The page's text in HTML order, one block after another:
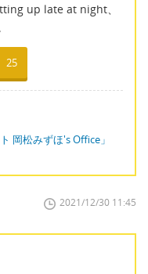
up late at night、
25
岡松みずほ's Office」
2021/12/30 11:45